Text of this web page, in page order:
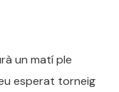
un matí ple
esperat torneig